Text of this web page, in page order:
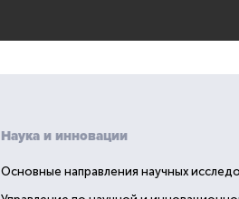
Наука и инновации
Основные направления научных